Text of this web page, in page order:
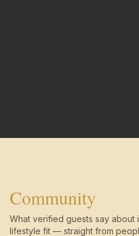
Community
What verified guests say about
lifestyle fit — straight from